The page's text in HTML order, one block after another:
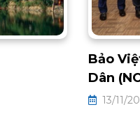
Bảo
Dân
lĩnh13/11/